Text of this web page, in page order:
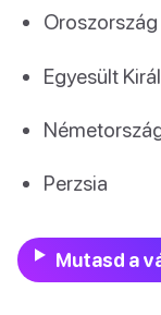
Oroszország
Egyesült
Perzsia
Mutasd a